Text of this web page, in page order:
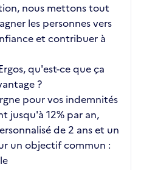
nous mettons tout
les personnes vers
et contribuer à
qu'est-ce que ça
?
pour vos indemnités
jusqu'à 12% par an,
de 2 ans et un
un objectif commun :